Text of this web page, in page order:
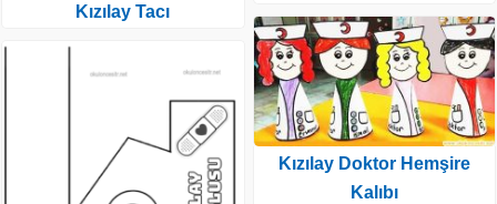
Kızılay Tacı
Kızılay Doktor Hemşire
Kalıbı